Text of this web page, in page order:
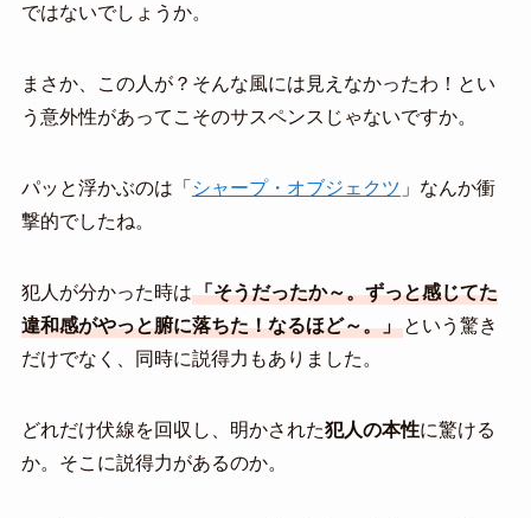
ではないでしょうか。
まさか、この人が？そんな風には見えなかったわ！とい
う意外性があってこそのサスペンスじゃないですか。
パッと浮かぶのは「 シャープ・オブジェクツ 」なんか衝
撃的でしたね。
犯人が分かった時は「そうだったか～。ずっと感じてた
違和感がやっと腑に落ちた！なるほど～。」という驚き
だけでなく、同時に説得力もありました。
どれだけ伏線を回収し、明かされた犯人の本性に驚ける
か。そこに説得力があるのか。